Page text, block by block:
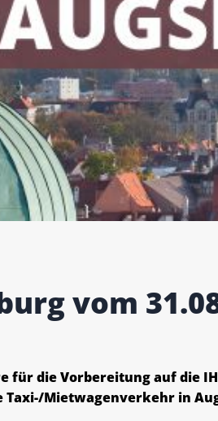
vom
für die Vorbereitung auf die
Mietwagenverkehr in